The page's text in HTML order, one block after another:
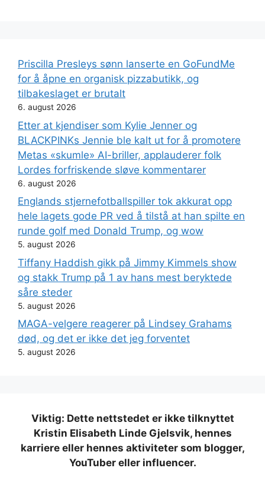
Priscilla Presleys sønn lanserte en GoFundMe
for å åpne en organisk pizzabutikk, og
tilbakeslaget er brutalt
6. august 2026
Etter at kjendiser som Kylie Jenner og
BLACKPINKs Jennie ble kalt ut for å promotere
Metas «skumle» AI-briller, applauderer folk
Lordes forfriskende sløve kommentarer
6. august 2026
Englands stjernefotballspiller tok akkurat opp
hele lagets gode PR ved å tilstå at han spilte en
runde golf med Donald Trump, og wow
5. august 2026
Tiffany Haddish gikk på Jimmy Kimmels show
og stakk Trump på 1 av hans mest beryktede
såre steder
5. august 2026
MAGA-velgere reagerer på Lindsey Grahams
død, og det er ikke det jeg forventet
5. august 2026
Viktig: Dette nettstedet er ikke tilknyttet
Kristin Elisabeth Linde Gjelsvik, hennes
karriere eller hennes aktiviteter som blogger,
YouTuber eller influencer.